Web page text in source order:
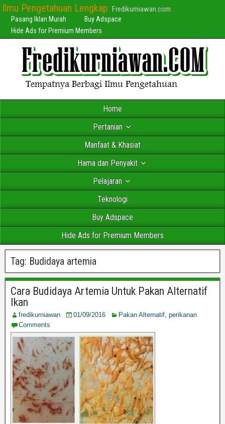
Ilmu Pengetahuan Lengkap Fredikurniawan.com
Pasang Iklan Murah
Buy Adspace
Hide Ads for Premium Members
Home
Pertanian
Manfaat & Khasiat
Hama dan Penyakit
Pelajaran
Teknologi
Buy Adspace
Hide Ads for Premium Members
Tag: Budidaya artemia
Cara Budidaya Artemia Untuk Pakan Alternatif
Ikan
fredikurniawan 01/09/2016 Pakan Alternatif, perikanan
Comments